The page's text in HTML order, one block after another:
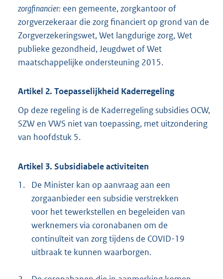
zorgfinancier: een gemeente, zorgkantoor of
zorgverzekeraar die zorg financiert op grond van de
Zorgverzekeringswet, Wet langdurige zorg, Wet
publieke gezondheid, Jeugdwet of Wet
maatschappelijke ondersteuning 2015.
Artikel 2. Toepasselijkheid Kaderregeling
Op deze regeling is de Kaderregeling subsidies OCW,
SZW en VWS niet van toepassing, met uitzondering
van hoofdstuk 5.
Artikel 3. Subsidiabele activiteiten
1.
De Minister kan op aanvraag aan een
zorgaanbieder een subsidie verstrekken
voor het tewerkstellen en begeleiden van
werknemers via coronabanen om de
continuïteit van zorg tijdens de COVID-19
uitbraak te kunnen waarborgen.